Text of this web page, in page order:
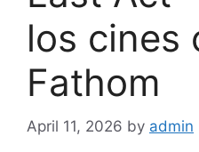
los cines
Fathom
April 11, 2026 by admin